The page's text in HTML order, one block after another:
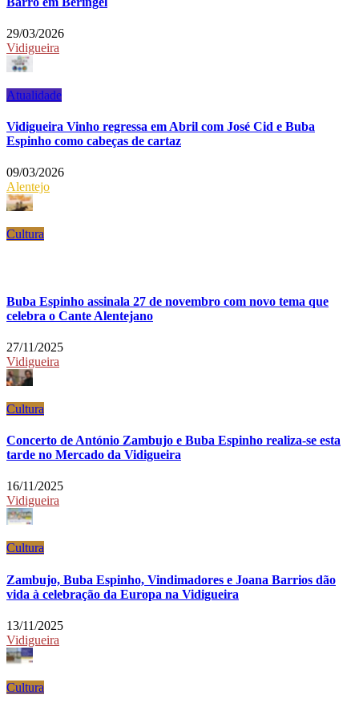
29/03/2026
Vidigueira
Atualidade
Vidigueira Vinho regressa em Abril com José Cid e Buba
Espinho como cabeças de cartaz
09/03/2026
Alentejo
Cultura
Buba Espinho assinala 27 de novembro com novo tema que
celebra o Cante Alentejano
27/11/2025
Vidigueira
Cultura
Concerto de António Zambujo e Buba Espinho realiza-se esta
tarde no Mercado da Vidigueira
16/11/2025
Vidigueira
Cultura
Zambujo, Buba Espinho, Vindimadores e Joana Barrios dão
vida à celebração da Europa na Vidigueira
13/11/2025
Vidigueira
Cultura